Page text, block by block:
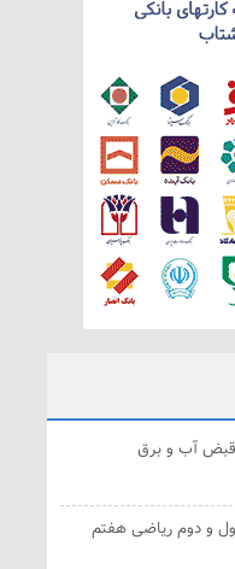
قبض آب و برق
و دوم ریاضی هفتم